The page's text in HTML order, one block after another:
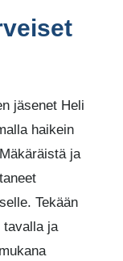
jäsenet Heli
haikein
ja
Tekään
tavalla ja